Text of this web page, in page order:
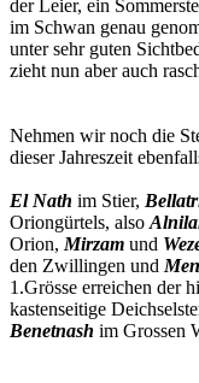
der Leier, ein
im Schwan genau
unter sehr guten
zieht nun aber auch
Nehmen wir noch die
dieser Jahreszeit
El Nath im Stier,
Oriongürtels, also
Orion, Mirzam und
den Zwillingen und
1.Grösse erreichen der
kastenseitige
Benetnash im Grossen